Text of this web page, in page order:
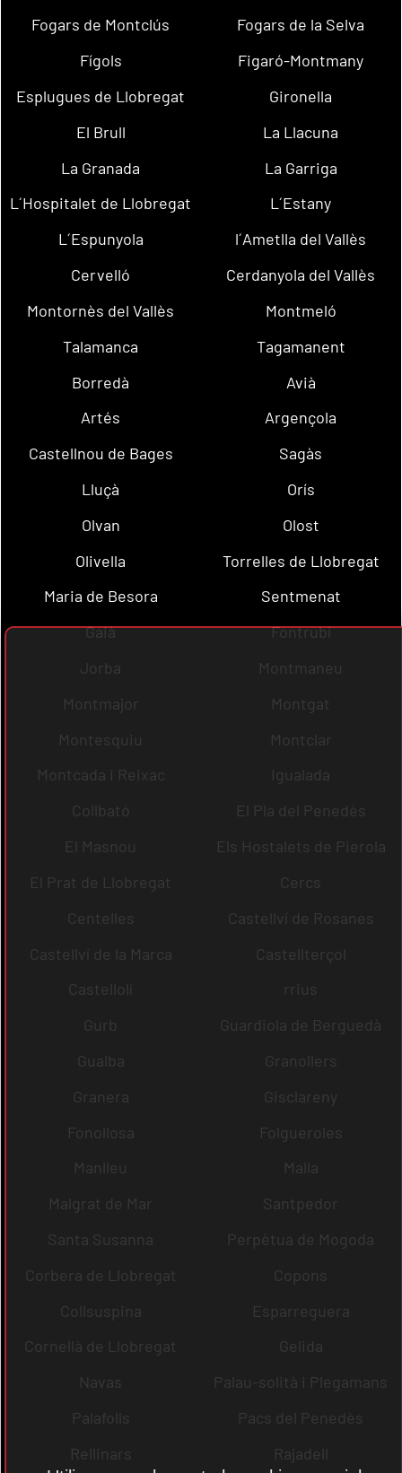
Fogars de Montclús
Fogars de la Selva
Fígols
Figaró-Montmany
Esplugues de Llobregat
Gironella
El Brull
La Llacuna
La Granada
La Garriga
L´Hospitalet de Llobregat
L´Estany
L´Espunyola
l´Ametlla del Vallès
Cervelló
Cerdanyola del Vallès
Montornès del Vallès
Montmeló
Talamanca
Tagamanent
Borredà
Avià
Artés
Argençola
Castellnou de Bages
Sagàs
Lluçà
Orís
Olvan
Olost
Olivella
Torrelles de Llobregat
Maria de Besora
Sentmenat
Gaià
Fontrubí
Jorba
Montmaneu
Montmajor
Montgat
Montesquiu
Montclar
Montcada i Reixac
Igualada
Collbató
El Pla del Penedès
El Masnou
Els Hostalets de Pierola
El Prat de Llobregat
Cercs
Centelles
Castellví de Rosanes
Castellví de la Marca
Castellterçol
Castellolí
rrius
Gurb
Guardiola de Berguedà
Gualba
Granollers
Granera
Gisclareny
Fonollosa
Folgueroles
Manlleu
Malla
Malgrat de Mar
Santpedor
Santa Susanna
Perpètua de Mogoda
Corbera de Llobregat
Copons
Collsuspina
Esparreguera
Cornellà de Llobregat
Gelida
Navas
Palau-solità i Plegamans
Palafolls
Pacs del Penedès
Rellinars
Rajadell